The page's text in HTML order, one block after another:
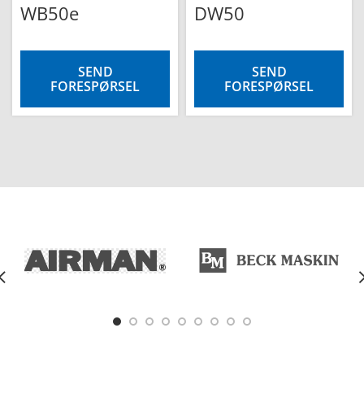
WB50e
SEND
FORESPØRSEL
DW50
SEND
FORESPØRSEL